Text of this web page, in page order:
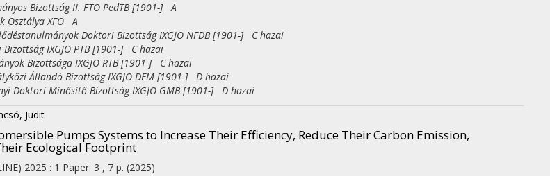
Bizottság II. FTO PedTB [1901-] A
Osztálya XFO A
Doktori Bizottság IXGJO NFDB [1901-] C hazai
IXGJO PTB [1901-] C hazai
Bizottsága IXGJO RTB [1901-] C hazai
Állandó Bizottság IXGJO DEM [1901-] D hazai
Doktori Minősítő Bizottság IXGJO GMB [1901-] D hazai
Judit
Pumps Systems to Increase Their Efficiency, Reduce Their Carbon Emission,
Ecological Footprint
2025 : 1 Paper: 3 , 7 p. (2025)